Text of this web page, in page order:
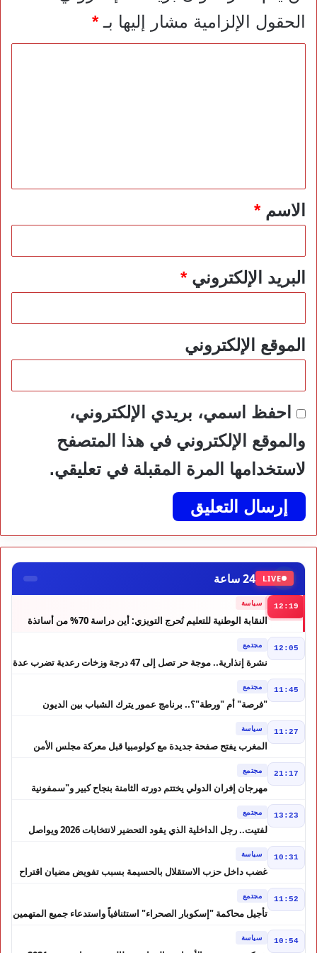
الحقول الإلزامية مشار إليها بـ*
*الاسم*
البريد الإلكتروني*
الموقع الإلكتروني
احفظ اسمي، بريدي الإلكتروني،
والموقع الإلكتروني في هذا المتصفح
لاستخدامها المرة المقبلة في تعليقي.
LIVE 24 ساعة
12:19 سياسة
النقابة الوطنية للتعليم تُحرج التويزي: أين دراسة 70% من أساتذة
12:05 مجتمع
نشرة إنذارية.. موجة حر تصل إلى 47 درجة وزخات رعدية تضرب عدة
11:45 مجتمع
"فرصة" أم "ورطة"؟.. برنامج عمور يترك الشباب بين الديون
11:27 سياسة
المغرب يفتح صفحة جديدة مع كولومبيا قبل معركة مجلس الأمن
21:17 مجتمع
مهرجان إفران الدولي يختتم دورته الثامنة بنجاح كبير و"سمفونية
13:23 مجتمع
لفتيت.. رجل الداخلية الذي يقود التحضير لانتخابات 2026 ويواصل
10:31 سياسة
غضب داخل حزب الاستقلال بالحسيمة بسبب تفويض مضيان اقتراح
11:52 مجتمع
تأجيل محاكمة "إسكوبار الصحراء" استئنافياً واستدعاء جميع المتهمين
10:54 سياسة